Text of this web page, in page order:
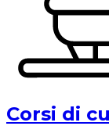
Corsi di